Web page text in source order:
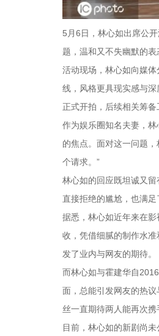
5月6日，林心如出席公
题，温和又不失幽默的表
活动现场，林心如向媒
线，风格更具现实感与
正式开拍，后续相关筹备
作为娱乐圈知名夫妻，
的焦点。面对这一问题
个请求。”
林心如的回应既坦诚又
直接拒绝的尴尬，也满足
据悉，林心如近年来在
收，凭借细腻的制作水
发了业内与网友的期待。
而林心如与霍建华自
面，总能引发网友的热
丝一直期待两人能再次携
目前，林心如的新剧尚